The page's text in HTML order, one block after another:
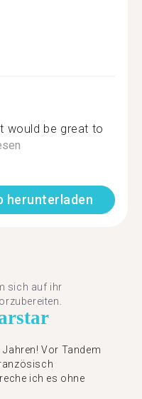
would be great to
herunterladen
sich auf ihr
star
Vor Tandem
ich es ohne